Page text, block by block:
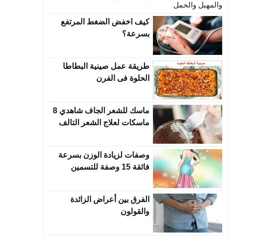
كيف اخفض الضغط المرتفع
بسرعة؟
طريقة عمل صينية البطاطا
الحلوة فى الفرن
ماسك للشعر الجاف شاهدي 8
ماسكات لعلاج الشعر التالف
وصفات لزيادة الوزن بسرعة
فائقة 15 وصفة للتسمين
الفرق بين أعراض الزائدة
والقولون